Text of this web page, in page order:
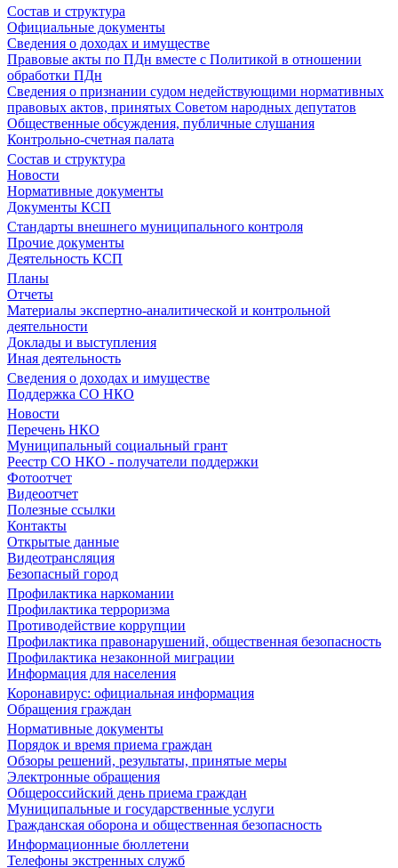
Состав и структура
Официальные документы
Сведения о доходах и имуществе
Правовые акты по ПДн вместе с Политикой в отношении
обработки ПДн
Сведения о признании судом недействующими нормативных
правовых актов, принятых Советом народных депутатов
Общественные обсуждения, публичные слушания
Контрольно-счетная палата
Состав и структура
Новости
Нормативные документы
Документы КСП
Стандарты внешнего муниципального контроля
Прочие документы
Деятельность КСП
Планы
Отчеты
Материалы экспертно-аналитической и контрольной
деятельности
Доклады и выступления
Иная деятельность
Сведения о доходах и имуществе
Поддержка СО НКО
Новости
Перечень НКО
Муниципальный социальный грант
Реестр СО НКО - получатели поддержки
Фотоотчет
Видеоотчет
Полезные ссылки
Контакты
Открытые данные
Видеотрансляция
Безопасный город
Профилактика наркомании
Профилактика терроризма
Противодействие коррупции
Профилактика правонарушений, общественная безопасность
Профилактика незаконной миграции
Информация для населения
Коронавирус: официальная информация
Обращения граждан
Нормативные документы
Порядок и время приема граждан
Обзоры решений, результаты, принятые меры
Электронные обращения
Общероссийский день приема граждан
Муниципальные и государственные услуги
Гражданская оборона и общественная безопасность
Информационные бюллетени
Телефоны экстренных служб